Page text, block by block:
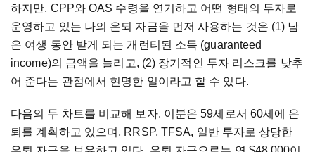
하지만, CPP와 OAS 수령을 연기하고 어떤 형태의 투자로
운영하고 있는 나의 은퇴 자금을 먼저 사용하는 것은 (1) 남
은 여생 동안 받게 되는 개런티된 소득 (guaranteed
income)의 금액을 늘리고, (2) 장기적인 투자 리스크를 낮추
어 준다는 관점에서 현명한 일이라고 할 수 있다.
다음의 두 차트를 비교해 보자. 이분은 59세로서 60세에 은
퇴를 계획하고 있으며, RRSP, TFSA, 일반 투자로 상당한